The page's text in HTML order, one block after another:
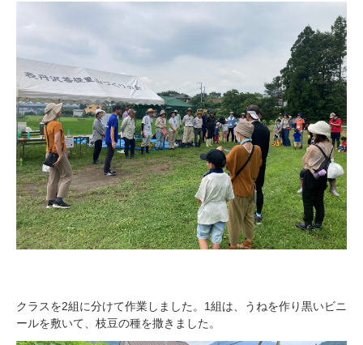
クラスを2組に分けて作業しました。1組は、うねを作り黒いビニ
ールを敷いて、枝豆の種を撒きました。